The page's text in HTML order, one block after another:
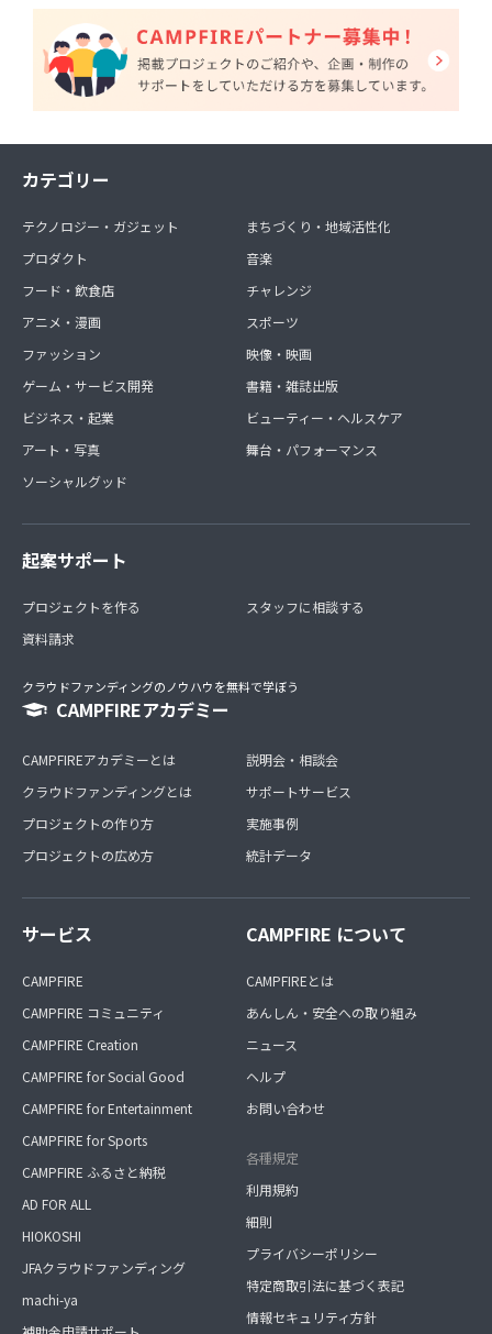
カテゴリー
テクノロジー・ガジェット
プロダクト
フード・飲食店
アニメ・漫画
ファッション
ゲーム・サービス開発
ビジネス・起業
アート・写真
ソーシャルグッド
まちづくり・地域活性化
音楽
チャレンジ
スポーツ
映像・映画
書籍・雑誌出版
ビューティー・ヘルスケア
舞台・パフォーマンス
起案サポート
プロジェクトを作る
資料請求
スタッフに相談する
クラウドファンディングのノウハウを無料で学ぼう
CAMPFIREアカデミー
CAMPFIREアカデミーとは
クラウドファンディングとは
プロジェクトの作り方
プロジェクトの広め方
説明会・相談会
サポートサービス
実施事例
統計データ
サービス
CAMPFIRE
CAMPFIRE コミュニティ
CAMPFIRE Creation
CAMPFIRE for Social Good
CAMPFIRE for Entertainment
CAMPFIRE for Sports
CAMPFIRE ふるさと納税
AD FOR ALL
HIOKOSHI
JFAクラウドファンディング
machi-ya
CAMPFIRE について
CAMPFIREとは
あんしん・安全への取り組み
ニュース
ヘルプ
お問い合わせ
各種規定
利用規約
細則
プライバシーポリシー
特定商取引法に基づく表記
情報セキュリティ方針